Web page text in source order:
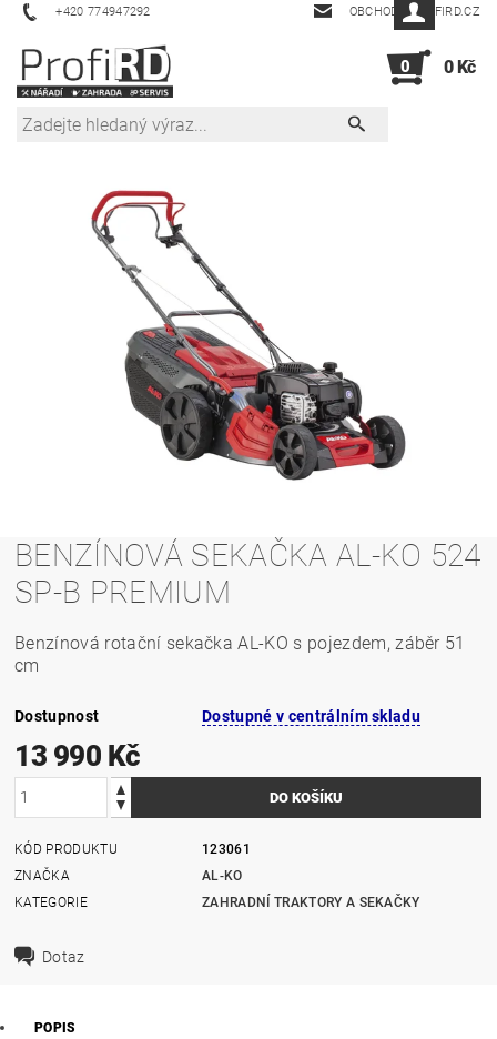
+420 774947292 OBCHOD@PROFIRD.CZ
0 0 Kč
BENZÍNOVÁ SEKAČKA AL-KO 524
SP-B PREMIUM
Benzínová rotační sekačka AL-KO s pojezdem, záběr 51
cm
Dostupnost Dostupné v centrálním skladu
13 990 Kč
KÓD PRODUKTU
123061
ZNAČKA
AL-KO
KATEGORIE
ZAHRADNÍ TRAKTORY A SEKAČKY
Dotaz
POPIS